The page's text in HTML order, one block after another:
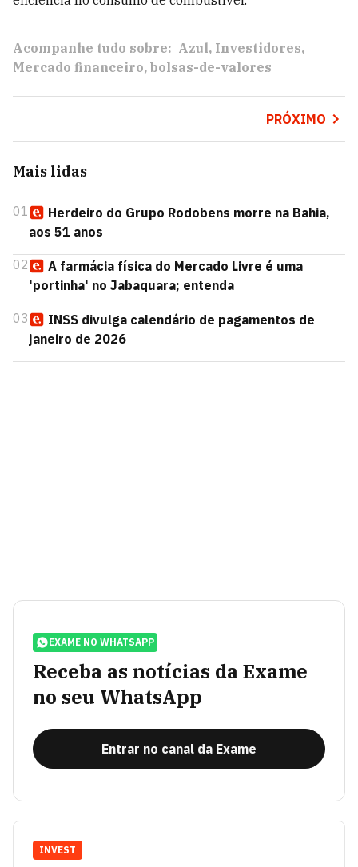
Acompanhe tudo sobre: Azul Investidores
Mercado financeiro bolsas-de-valores
PRÓXIMO
Mais lidas
01
Herdeiro do Grupo Rodobens morre na Bahia,
aos 51 anos
02
A farmácia física do Mercado Livre é uma
'portinha' no Jabaquara; entenda
03
INSS divulga calendário de pagamentos de
janeiro de 2026
EXAME NO WHATSAPP
Receba as notícias da Exame
no seu WhatsApp
Entrar no canal da Exame
INVEST